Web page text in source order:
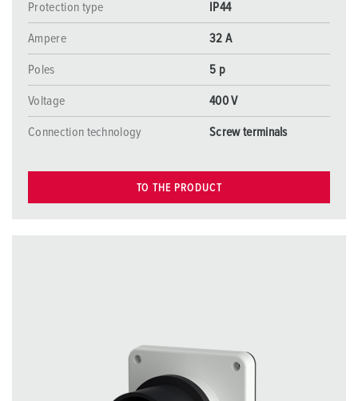
Protection type
IP44
Ampere 32 A
Poles 5 p
Voltage 400 V
Connection technology Screw terminals
TO THE PRODUCT